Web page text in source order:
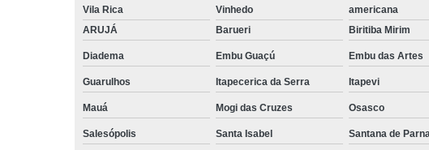
Vila Rica Vinhedo
americana
ARUJÁ
Barueri Biritiba Mirim
Diadema Embu Guaçú Embu das Artes
Guarulhos Itapecerica da Serra Itapevi
Mauá Mogi das Cruzes Osasco
Salesópolis Santa Isabel Santana de